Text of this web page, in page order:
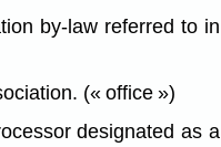
by-law referred to in
(« office »)
designated as a